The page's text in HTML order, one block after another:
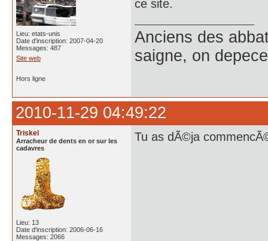
Lieu: etats-unis
Date d'inscription: 2007-04-20
Messages: 487
Site web
ce site.
Anciens des
saigne, on
Hors ligne
2010-11-29 04:49:22
Triskel
Arracheur de dents en or sur les
cadavres
Lieu: 13
Date d'inscription: 2006-06-16
Messages: 2066
Tu as dÃ©ja